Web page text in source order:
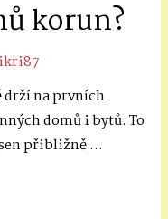
korun?
drží na prvních
domů i bytů. To
přibližně …